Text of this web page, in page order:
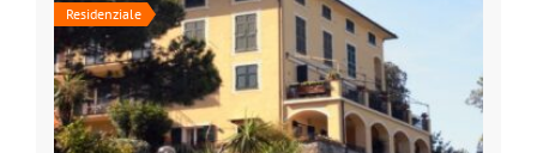
Residenziale